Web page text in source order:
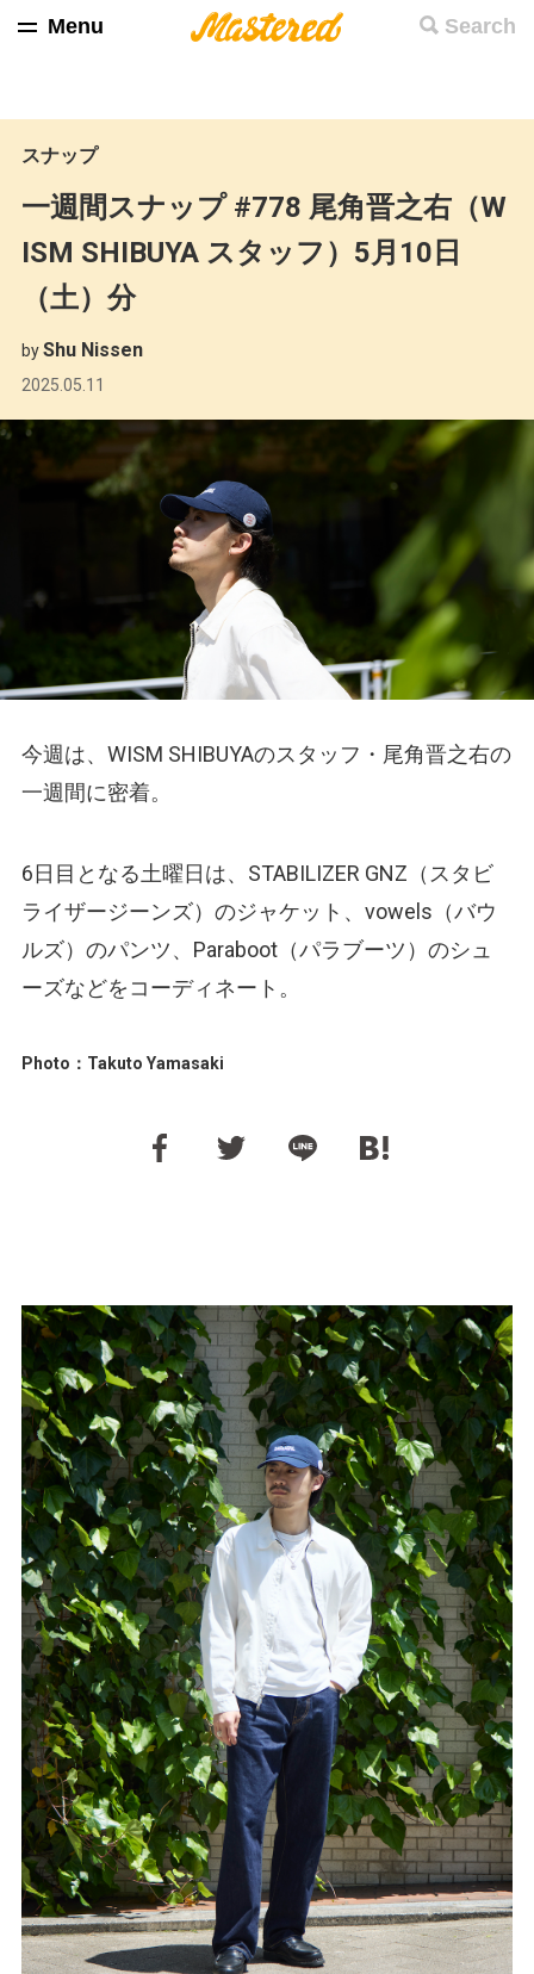
Search
Menu
スナップ
一週間スナップ #778 尾角晋之右（W
ISM SHIBUYA スタッフ）5月10日
（土）分
byShu Nissen
2025.05.11
今週は、WISM SHIBUYAのスタッフ・尾角晋之右の
一週間に密着。
6日目となる土曜日は、STABILIZER GNZ（スタビ
ライザージーンズ）のジャケット、vowels（バウ
ルズ）のパンツ、Paraboot（パラブーツ）のシュ
ーズなどをコーディネート。
Photo：Takuto Yamasaki